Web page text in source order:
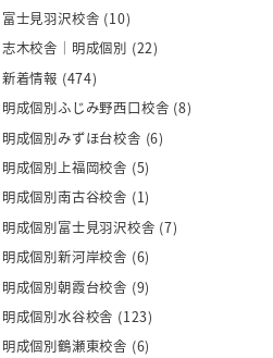
富士見羽沢校舎 (10)
志木校舎｜明成個別 (22)
新着情報 (474)
明成個別ふじみ野西口校舎 (8)
明成個別みずほ台校舎 (6)
明成個別上福岡校舎 (5)
明成個別南古谷校舎 (1)
明成個別富士見羽沢校舎 (7)
明成個別新河岸校舎 (6)
明成個別朝霞台校舎 (9)
明成個別水谷校舎 (123)
明成個別鶴瀬東校舎 (6)